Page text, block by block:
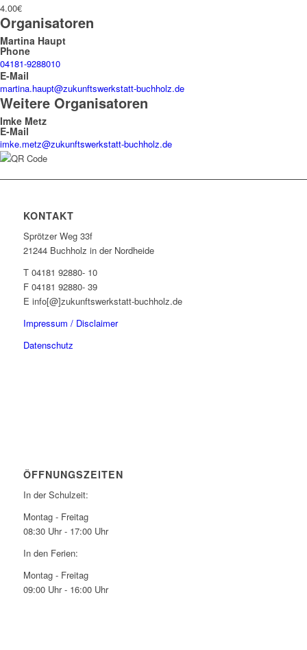
4.00€
Organisatoren
Martina Haupt
Phone
04181-9288010
E-Mail
martina.haupt@zukunftswerkstatt-buchholz.de
Weitere Organisatoren
Imke Metz
E-Mail
imke.metz@zukunftswerkstatt-buchholz.de
KONTAKT
Sprötzer Weg 33f
21244 Buchholz in der Nordheide
T 04181 92880- 10
F 04181 92880- 39
E info[@]zukunftswerkstatt-buchholz.de
Impressum / Disclaimer
Datenschutz
ÖFFNUNGSZEITEN
In der Schulzeit:
Montag - Freitag
08:30 Uhr - 17:00 Uhr
In den Ferien:
Montag - Freitag
09:00 Uhr - 16:00 Uhr